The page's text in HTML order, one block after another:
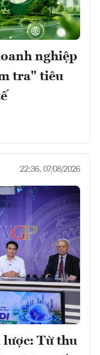
nghiệp
tra" tiêu
22:36, 07/08/2026
lược: Từ thu